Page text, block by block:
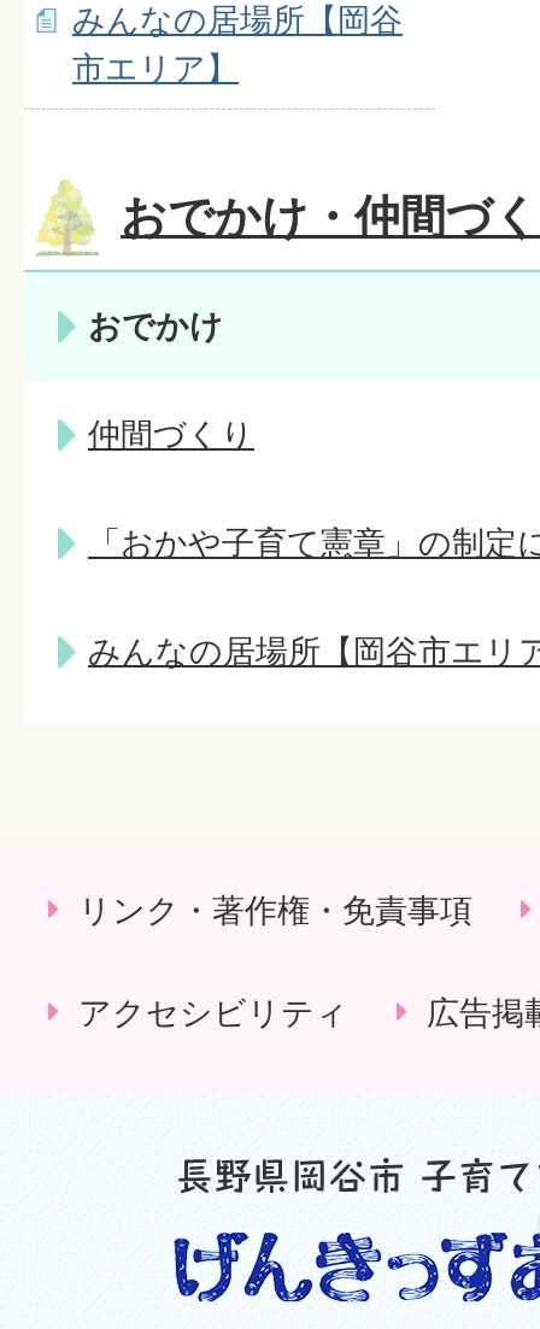
みんなの居場所【岡谷
市エリア】
おでかけ・仲間づ
おでかけ
仲間づくり
「おかや子育て憲章」の制定
みんなの居場所【岡谷市エリ
リンク・著作権・免責事項
アクセシビリティ 広告掲